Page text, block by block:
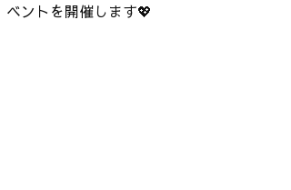
ベントを開催します💖